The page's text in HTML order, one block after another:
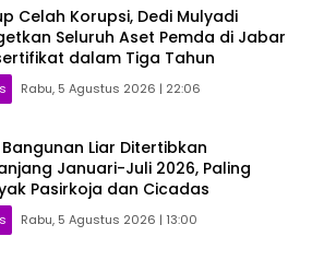
Celah Korupsi, Dedi Mulyadi
Seluruh Aset Pemda di Jabar
dalam Tiga Tahun
Rabu, 5 Agustus 2026 | 22:06
Liar Ditertibkan
Januari-Juli 2026, Paling
Pasirkoja dan Cicadas
Rabu, 5 Agustus 2026 | 13:00